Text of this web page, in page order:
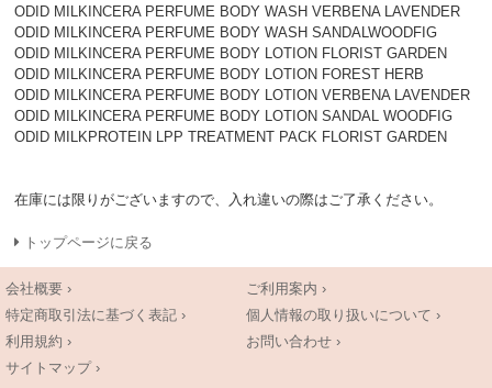
ODID MILKINCERA PERFUME BODY WASH VERBENA LAVENDER
ODID MILKINCERA PERFUME BODY WASH SANDALWOODFIG
ODID MILKINCERA PERFUME BODY LOTION FLORIST GARDEN
ODID MILKINCERA PERFUME BODY LOTION FOREST HERB
ODID MILKINCERA PERFUME BODY LOTION VERBENA LAVENDER
ODID MILKINCERA PERFUME BODY LOTION SANDAL WOODFIG
ODID MILKPROTEIN LPP TREATMENT PACK FLORIST GARDEN
在庫には限りがございますので、入れ違いの際はご了承ください。
トップページに戻る
会社概要 ›
ご利用案内 ›
特定商取引法に基づく表記 ›
個人情報の取り扱いについて ›
利用規約 ›
お問い合わせ ›
サイトマップ ›